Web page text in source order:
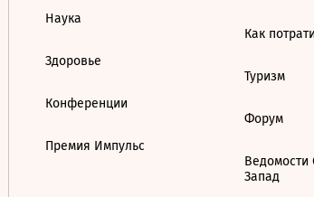
Наука
Здоровье
Конференции
Премия Импульс
Как
Туризм
Форум
Ведомости
Запад